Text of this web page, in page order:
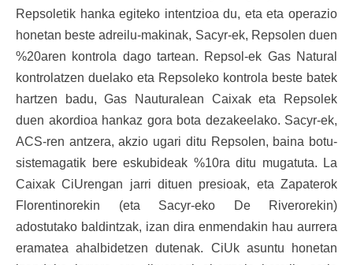
Repsoletik hanka egiteko intentzioa du, eta eta operazio
honetan beste adreilu-makinak, Sacyr-ek, Repsolen duen
%20aren kontrola dago tartean. Repsol-ek Gas Natural
kontrolatzen duelako eta Repsoleko kontrola beste batek
hartzen badu, Gas Nauturalean Caixak eta Repsolek
duen akordioa hankaz gora bota dezakeelako. Sacyr-ek,
ACS-ren antzera, akzio ugari ditu Repsolen, baina botu-
sistemagatik bere eskubideak %10ra ditu mugatuta. La
Caixak CiUrengan jarri dituen presioak, eta Zapaterok
Florentinorekin (eta Sacyr-eko De Riverorekin)
adostutako baldintzak, izan dira enmendakin hau aurrera
eramatea ahalbidetzen dutenak. CiUk asuntu honetan